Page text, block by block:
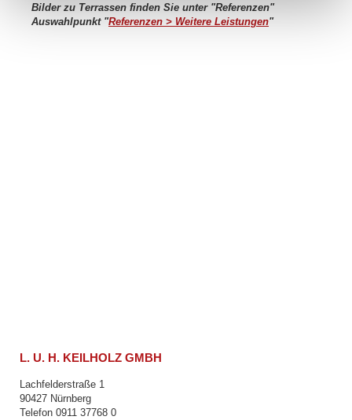
Bilder zu Terrassen finden Sie unter "Referenzen"
Auswahlpunkt "Referenzen > Weitere Leistungen"
L. U. H. KEILHOLZ GMBH
Lachfelderstraße 1
90427 Nürnberg
Telefon 0911 37768 0